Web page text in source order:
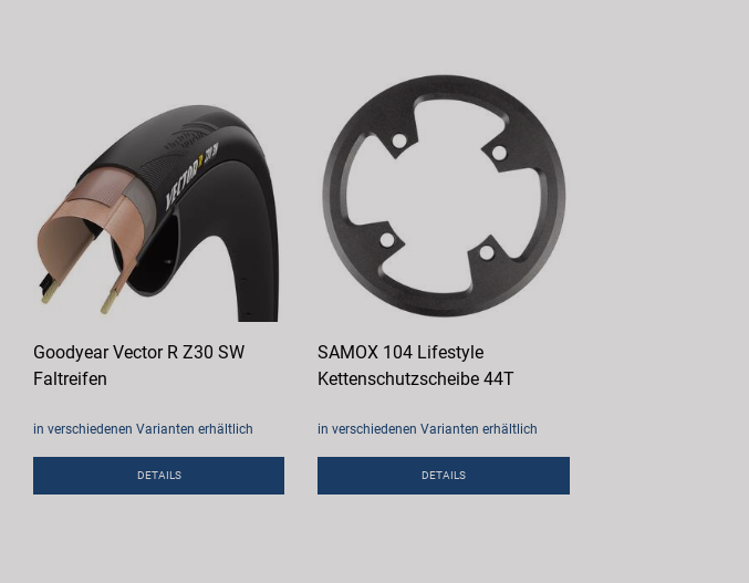
Goodyear Vector R Z30 SW
Faltreifen
in verschiedenen Varianten erhältlich
DETAILS
SAMOX 104 Lifestyle
Kettenschutzscheibe 44T
in verschiedenen Varianten erhältlich
DETAILS